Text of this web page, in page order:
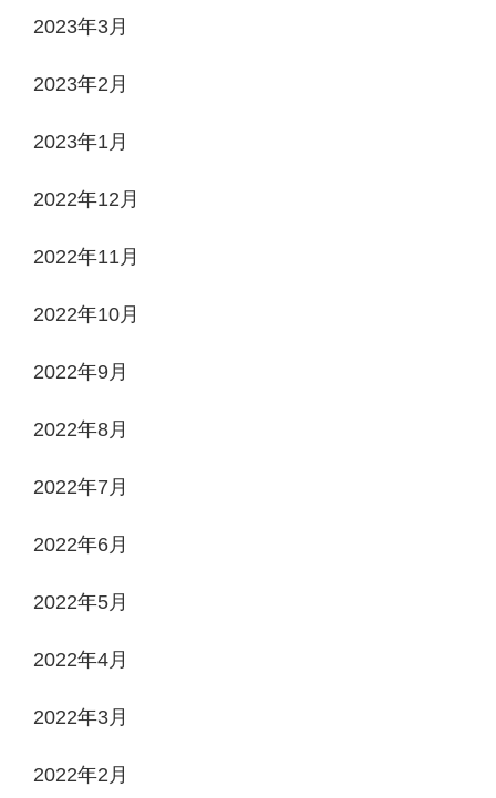
2023年3月
2023年2月
2023年1月
2022年12月
2022年11月
2022年10月
2022年9月
2022年8月
2022年7月
2022年6月
2022年5月
2022年4月
2022年3月
2022年2月